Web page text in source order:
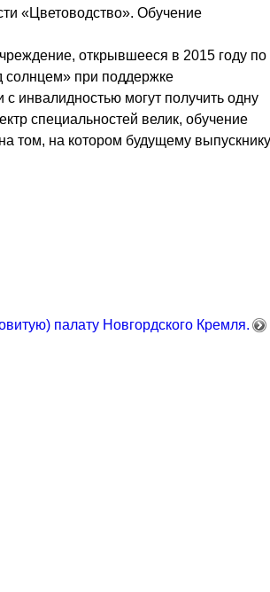
«Цветоводство». Обучение
открывшееся в 2015 году по
солнцем» при поддержке
инвалидностью могут получить одну
специальностей велик, обучение
том, на котором будущему выпускнику
палату Новгордского Кремля.